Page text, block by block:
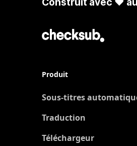
Produit
Sous-titres
Traduction
Téléchargeur